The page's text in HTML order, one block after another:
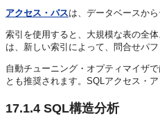
アクセス・パスは、データベースか
索引を使用すると、大規模な表の全
は、新しい索引によって、問合せパ
自動チューニング・オプティマイザ
とも推奨されます。SQLアクセス・
17.1.4 SQL構造分析